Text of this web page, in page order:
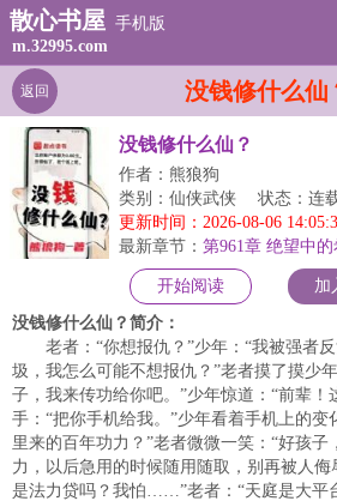
散心书屋 手机版
m.32995.com
没钱修什么仙
返回
没钱修什么仙？
作者：熊狼狗
类别：仙侠武侠
状态：连
更新时间：2026-08-06
最新章节： 第961章 绝望中的
开始阅读 加
没钱修什么仙？简介：
老者：“你想报仇？”少年：“我被强者
圾，我怎么可能不想报仇？”老者摸了摸少
子，我来传功给你吧。”少年惊道：“前辈！
手：“把你手机给我。”少年看着手机上的变
里来的百年功力？”老者微微一笑：“好孩子
力，以后急用的时候随用随取，别再被人侮
是法力贷吗？我怕……”老者：“天庭是大平